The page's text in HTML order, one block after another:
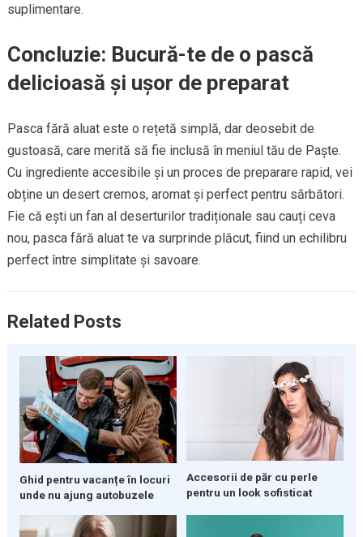
suplimentare.
Concluzie: Bucură-te de o pască
delicioasă și ușor de preparat
Pasca fără aluat este o rețetă simplă, dar deosebit de
gustoasă, care merită să fie inclusă în meniul tău de Paște.
Cu ingrediente accesibile și un proces de preparare rapid, vei
obține un desert cremos, aromat și perfect pentru sărbători.
Fie că ești un fan al deserturilor tradiționale sau cauți ceva
nou, pasca fără aluat te va surprinde plăcut, fiind un echilibru
perfect între simplitate și savoare.
Related Posts
Ghid pentru vacanțe în locuri
unde nu ajung autobuzele
Accesorii de păr cu perle
pentru un look sofisticat